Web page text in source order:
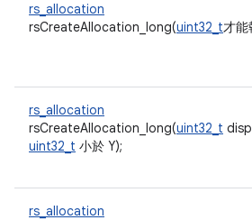
rs_allocation
rsCreateAllocation_long(uint32_t才能
rs_allocation
rsCreateAllocation_long(uint32_t
uint32_t 小於 Y);
rs_allocation